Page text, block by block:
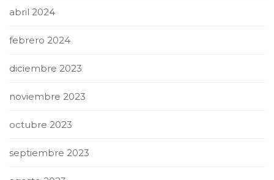
abril 2024
febrero 2024
diciembre 2023
noviembre 2023
octubre 2023
septiembre 2023